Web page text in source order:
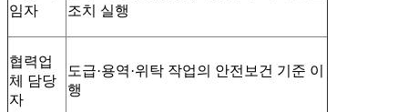
임자
조치 실행
협력업
체 담당
자
도급·용역·위탁 작업의 안전보건 기준 이
행